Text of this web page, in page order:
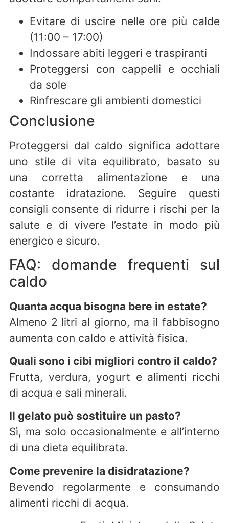
Evitare di uscire nelle ore più calde
(11:00 – 17:00)
Indossare abiti leggeri e traspiranti
Proteggersi con cappelli e occhiali
da sole
Rinfrescare gli ambienti domestici
Conclusione
Proteggersi dal caldo significa adottare
uno stile di vita equilibrato, basato su
una corretta alimentazione e una
costante idratazione. Seguire questi
consigli consente di ridurre i rischi per la
salute e di vivere l’estate in modo più
energico e sicuro.
FAQ: domande frequenti sul
caldo
Quanta acqua bisogna bere in estate?
Almeno 2 litri al giorno, ma il fabbisogno
aumenta con caldo e attività fisica.
Quali sono i cibi migliori contro il caldo?
Frutta, verdura, yogurt e alimenti ricchi
di acqua e sali minerali.
Il gelato può sostituire un pasto?
Sì, ma solo occasionalmente e all’interno
di una dieta equilibrata.
Come prevenire la disidratazione?
Bevendo regolarmente e consumando
alimenti ricchi di acqua.